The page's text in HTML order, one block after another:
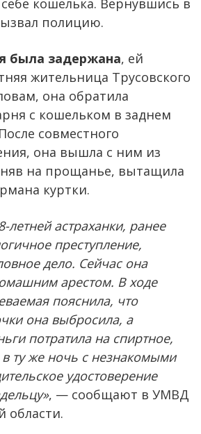
кошелька. Вернувшись в
полицию.
была задержана, ей
жительница Трусовского
она обратила
с кошельком в заднем
совместного
она вышла с ним из
на прощанье, вытащила
куртки.
астраханки, ранее
преступление,
дело. Сейчас она
арестом. В ходе
пояснила, что
она выбросила, а
потратила на спиртное,
ту же ночь с незнакомыми
удостоверение
, — сообщают в УМВД
области.